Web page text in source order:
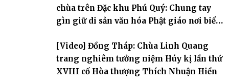
chùa trên Đặc khu Phú Quý: Chung tay
gìn giữ di sản văn hóa Phật giáo nơi biển
[Video] Đồng Tháp: Chùa Linh Quang
trang nghiêm tưởng niệm Húy kị lần thứ
XVIII cố Hòa thượng Thích Nhuận Hiền